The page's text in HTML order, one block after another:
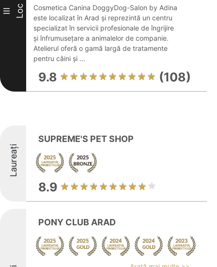
III Loc
Cosmetica Canina DoggyDog-Salon by Adina
este localizat în Arad și reprezintă un centru
specializat în servicii profesionale de îngrijire
și înfrumusețare a animalelor de companie.
Atelierul oferă o gamă largă de tratamente
pentru câini și ...
9.8 (108)
Laureați
SUPREME'S PET SHOP
8.9
PONY CLUB ARAD